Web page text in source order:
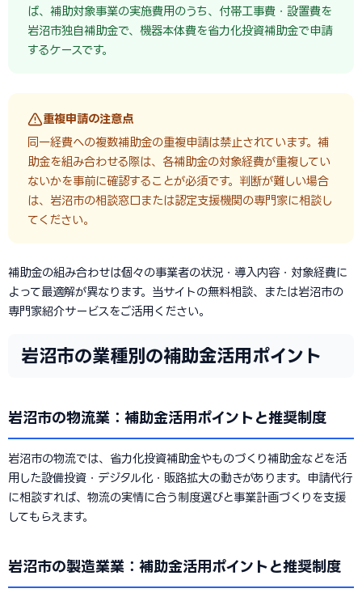
ば、補助対象事業の実施費用のうち、付帯工事費・設置費を
岩沼市独自補助金で、機器本体費を省力化投資補助金で申請
するケースです。
重複申請の注意点
同一経費への複数補助金の重複申請は禁止されています。補
助金を組み合わせる際は、各補助金の対象経費が重複してい
ないかを事前に確認することが必須です。判断が難しい場合
は、岩沼市の相談窓口または認定支援機関の専門家に相談し
てください。
補助金の組み合わせは個々の事業者の状況・導入内容・対象経費に
よって最適解が異なります。当サイトの無料相談、または岩沼市の
専門家紹介サービスをご活用ください。
岩沼市の業種別の補助金活用ポイント
岩沼市の物流業：補助金活用ポイントと推奨制度
岩沼市の物流では、省力化投資補助金やものづくり補助金などを活
用した設備投資・デジタル化・販路拡大の動きがあります。申請代行
に相談すれば、物流の実情に合う制度選びと事業計画づくりを支援
してもらえます。
岩沼市の製造業業：補助金活用ポイントと推奨制度